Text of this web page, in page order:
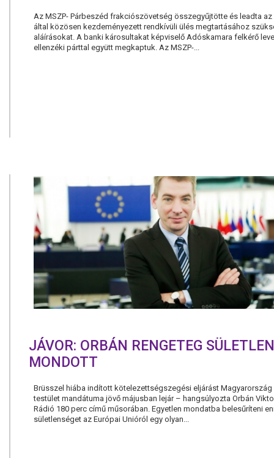
Az MSZP- Párbeszéd frakciószövetség összegyűjtötte és leadta az
által közösen kezdeményezett rendkívüli ülés megtartásához
aláírásokat. A banki károsultakat képviselő Adóskamara felkérő
ellenzéki párttal együtt megkaptuk. Az MSZP-...
JÁVOR: ORBÁN RENGETEG
MONDOTT
Brüsszel hiába indított kötelezettségszegési eljárást Magyarország
testület mandátuma jövő májusban lejár – hangsúlyozta Orbán
Rádió 180 perc című műsorában. Egyetlen mondatba belesűríteni
sületlenséget az Európai Unióról egy olyan...